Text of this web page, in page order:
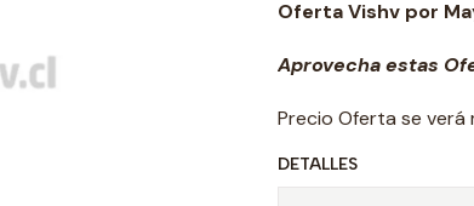
Oferta Vishv por
Aprovecha estas
Precio Oferta se verá
DETALLES